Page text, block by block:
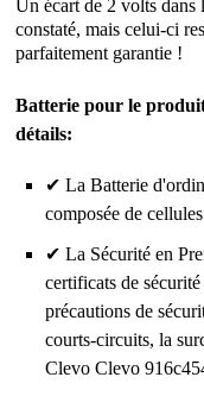
Un écart de 2 volts dans
constaté, mais celui-ci
parfaitement garantie !
Batterie pour le produit
détails:
✔ La Batterie
composée de
✔ La Sécurité en
certificats de
précautions de
courts-circuits, la
Clevo Clevo